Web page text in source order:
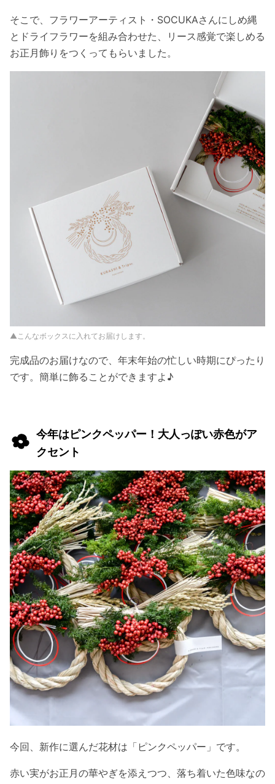
そこで、フラワーアーティスト・SOCUKAさんにしめ縄
とドライフラワーを組み合わせた、リース感覚で楽しめる
お正月飾りをつくってもらいました。
▲こんなボックスに入れてお届けします。
完成品のお届けなので、年末年始の忙しい時期にぴったり
です。簡単に飾ることができますよ♪
今年はピンクペッパー！大人っぽい赤色がア
クセント
今回、新作に選んだ花材は「ピンクペッパー」です。
赤い実がお正月の華やぎを添えつつ、落ち着いた色味なの